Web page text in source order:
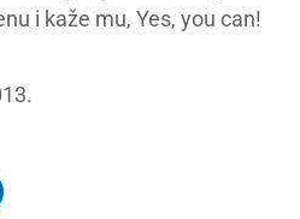
i kaže mu, Yes, you can!